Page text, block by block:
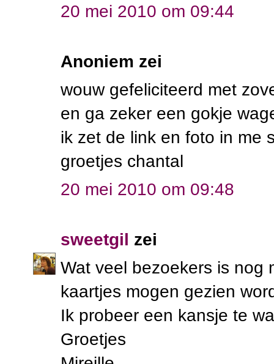
20 mei 2010 om 09:44
Anoniem zei
wouw gefeliciteerd met
en ga zeker een gokje
ik zet de link en foto in me
groetjes chantal
20 mei 2010 om 09:48
sweetgil zei
Wat veel bezoekers is nog
kaartjes mogen gezien
Ik probeer een kansje te
Groetjes